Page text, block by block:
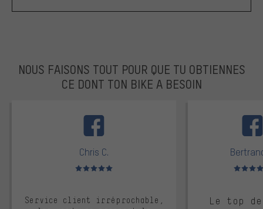
NOUS FAISONS TOUT POUR QUE TU OBTIENNES
CE DONT TON BIKE A BESOIN
Chris C.
Note moyenne : 5 sur 5
Service client irréprochable,
Note
Le top